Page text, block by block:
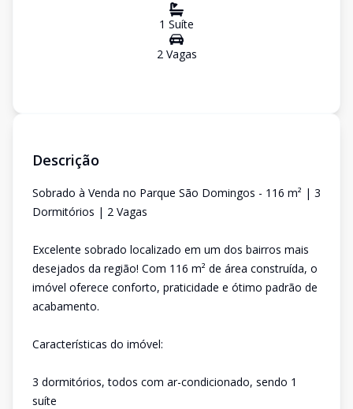
1 Suíte
2Vagas
Descrição
Sobrado à Venda no Parque São Domingos - 116 m² | 3
Dormitórios | 2 Vagas
Excelente sobrado localizado em um dos bairros mais
desejados da região! Com 116 m² de área construída, o
imóvel oferece conforto, praticidade e ótimo padrão de
acabamento.
Características do imóvel:
3 dormitórios, todos com ar-condicionado, sendo 1
suíte